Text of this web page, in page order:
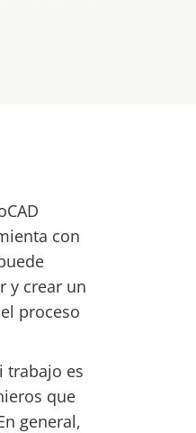
con
y crear un
proceso
trabajo es
que
general,